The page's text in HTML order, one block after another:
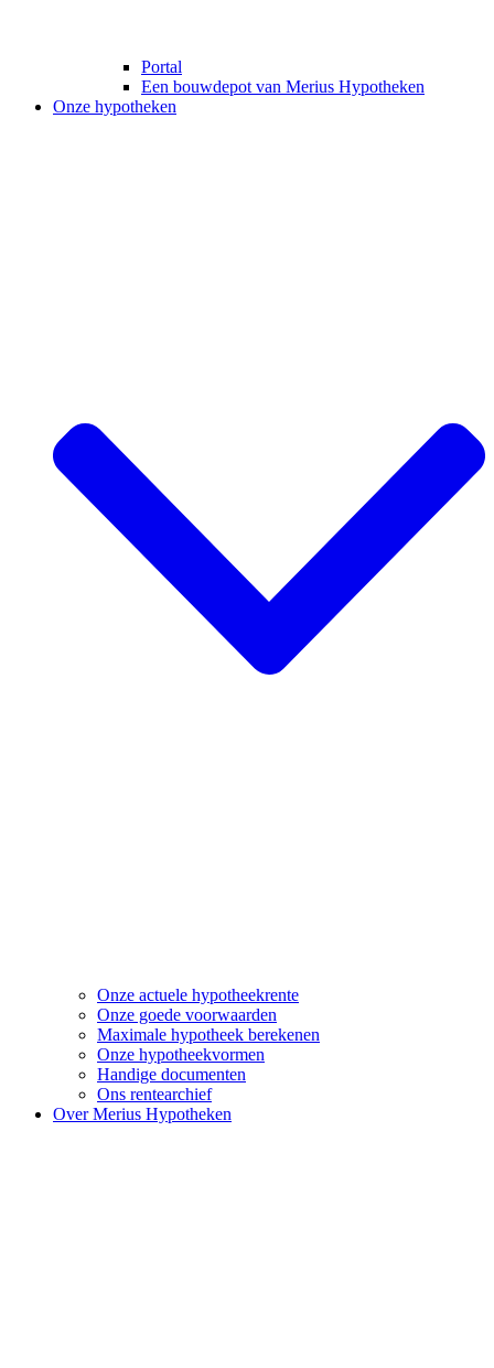
Portal
Een bouwdepot van Merius Hypotheken
Onze hypotheken
Onze actuele hypotheekrente
Onze goede voorwaarden
Maximale hypotheek berekenen
Onze hypotheekvormen
Handige documenten
Ons rentearchief
Over Merius Hypotheken